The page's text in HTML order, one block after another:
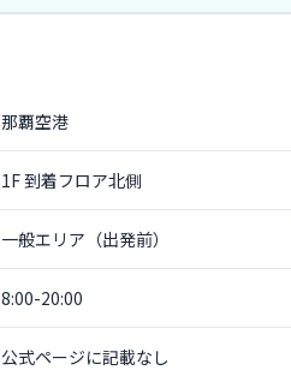
那覇空港
1F 到着フロア北側
一般エリア（出発前）
8:00-20:00
公式ページに記載なし